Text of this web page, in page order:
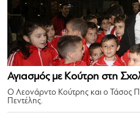
Αγιασμός με Κούτρη στη
Ο Λεονάρντο Κούτρης και ο Τάσος
Πεντέλης.